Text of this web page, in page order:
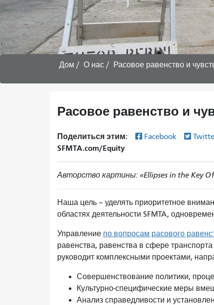
Дом О нас Расовое равенство и
Расовое равенство и
Поделиться этим: Facebook
SFMTA.com/Equity
Авторство картины: «Ellipses in the Key
Наша цель – уделять приоритетное
областях деятельности SFMTA,
Управление по вопросам расового
равенства, равенства в сфере
руководит комплексными проектами,
Совершенствование политики,
Культурно-специфические меры
Анализ справедливости и